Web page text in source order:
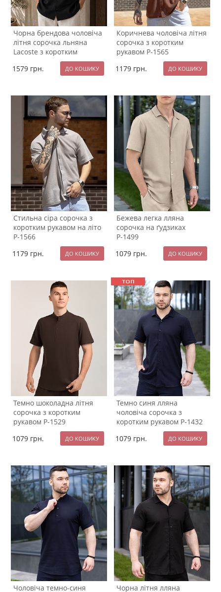
Чорна брендова чоловіча
літня сорочка льняна
Lacoste з коротким
рукавом Р-1571
1579 грн.
Коричнева чоловіча літня
сорочка з коротким
рукавом Р-1565
1179 грн.
Стильна сіра сорочка з
коротким рукавом на літо
Р-1566
1179 грн.
Бежева легка лляна
сорочка на ґудзиках
Р-1499
1079 грн.
Темно шоколадна літня
сорочка з коротким
рукавом Р-1529
1079 грн.
Темно синя лляна
чоловіча сорочка з
коротким рукавом Р-1432
1079 грн.
Чоловіча темно-синя
Чорна літня лляна